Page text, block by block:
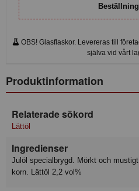
OBS! Glasflaskor. Levereras till
själva vid vårt
Produktinformation
Relaterade sökord
Lättöl
Ingredienser
Julöl specialbrygd. Mörkt och mustigt helmaltsöl. Innehåller malt av
korn. Lättöl 2,2 vol%